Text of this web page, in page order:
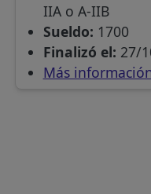
IIA o A-IIB
Sueldo: 1700
Finalizó el: 27/
Más